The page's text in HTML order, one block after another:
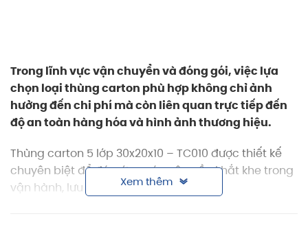
Trong lĩnh vực vận chuyển và đóng gói, việc lựa
chọn loạithùng carton phù hợp không chỉ ảnh
hưởng đến chi phí mà còn liên quan trực tiếp đến
độ an toàn hàng hóa và hình ảnh thương hiệu.
Thùng carton 5 lớp 30x20x10 – TC010 được thiết kế
chuyên biệt để đáp ứng các yêu cầu khắt khe trong
vận hành, lưu kho và logistics.
Xem thêm